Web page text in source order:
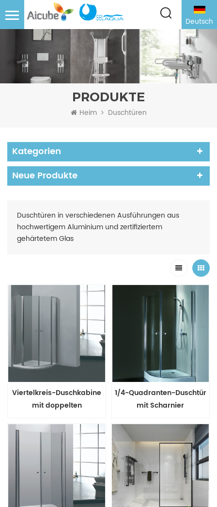
Deutsch
PRODUKTE
Heim Duschtüren
Kategorien
Neue Produkte
Duschtüren in verschiedenen Ausführungen aus
hochwertigem Aluminium und zertifiziertem
gehärtetem Glas
Viertelkreis-Duschkabine
mit doppelten
doppelten festen Paneelen
1/4-Quadranten-Duschtür
mit Scharnier